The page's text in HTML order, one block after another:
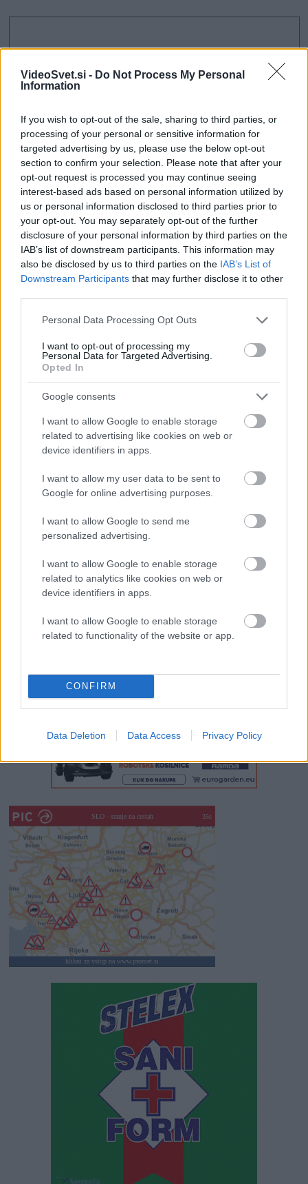
VideoSvet.si - Do Not Process My Personal
Information
If you wish to opt-out of the sale, sharing to third parties, or
processing of your personal or sensitive information for
targeted advertising by us, please use the below opt-out
section to confirm your selection. Please note that after your
opt-out request is processed you may continue seeing
interest-based ads based on personal information utilized by
us or personal information disclosed to third parties prior to
your opt-out. You may separately opt-out of the further
disclosure of your personal information by third parties on the
IAB’s list of downstream participants. This information may
also be disclosed by us to third parties on the IAB’s List of
Downstream Participants that may further disclose it to other
Please note that this website/app uses one or more Google
not limited to your visit or usage behaviour. You may click to
grant or deny consent to Google and its third-party tags to
use your data for below specified purposes in below Google
Personal Data Processing Opt Outs
I want to opt-out of processing my
Personal Data for Targeted Advertising.
Opted In
Google consents
I want to allow Google to enable storage
related to advertising like cookies on web or
device identifiers in apps.
I want to allow my user data to be sent to
Google for online advertising purposes.
I want to allow Google to send me
personalized advertising.
I want to allow Google to enable storage
related to analytics like cookies on web or
device identifiers in apps.
I want to allow Google to enable storage
related to functionality of the website or app.
CONFIRM
Data Deletion Data Access Privacy Policy
Zadnje objave
Rogla bo gostila tradicionalni 34. praznik šoferjev in
avtomehanikov!
Celično dihanje – ustvarjanje energije za regeneracijo
Najboljši vrtni stroji Castelgarden za urejanje trate
Kam na izlet v Posočju? Odkrij Most na Soči
Revolucija na vrtu: robotske kosilnice brez kabla in stroji, ki
SLO - stanje na cestah 30s
klikni za vstop na www.promet.si